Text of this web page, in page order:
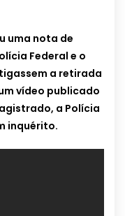
uma nota de
Federal e o
a retirada
vídeo publicado
a Polícia
inquérito.